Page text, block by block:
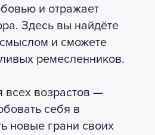
и отражает
Здесь вы найдёте
и сможете
ремесленников.
всех возрастов —
себя в
новые грани своих